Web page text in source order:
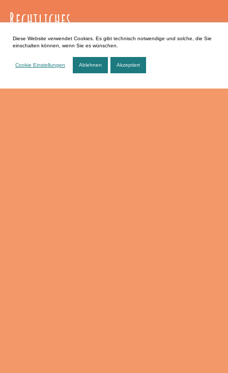
Rechtliches
Datenschutz
Anfahrt
Diese Website verwendet Cookies. Es gibt technisch notwendige und solche, die Sie
einschalten können, wenn Sie es wünschen.
Cookie Einstellungen Ablehnen Akzeptiert